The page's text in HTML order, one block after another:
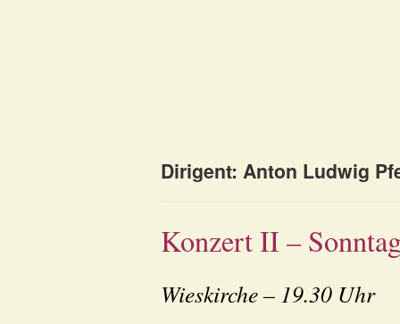
Dirigent: Anton Ludwig
Konzert II –
Wieskirche – 19.30 Uhr